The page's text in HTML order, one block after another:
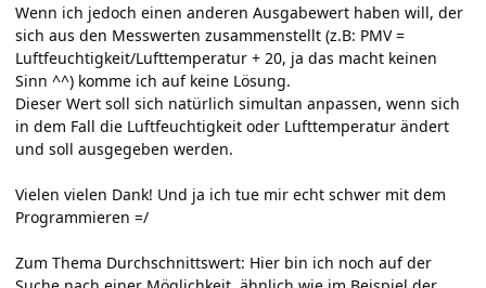
Wenn ich jedoch einen anderen Ausgabewert haben will, der
sich aus den Messwerten zusammenstellt (z.B: PMV =
Luftfeuchtigkeit/Lufttemperatur + 20, ja das macht keinen
Sinn ^^) komme ich auf keine Lösung.
Dieser Wert soll sich natürlich simultan anpassen, wenn sich
in dem Fall die Luftfeuchtigkeit oder Lufttemperatur ändert
und soll ausgegeben werden.
Vielen vielen Dank! Und ja ich tue mir echt schwer mit dem
Programmieren =/
Zum Thema Durchschnittswert: Hier bin ich noch auf der